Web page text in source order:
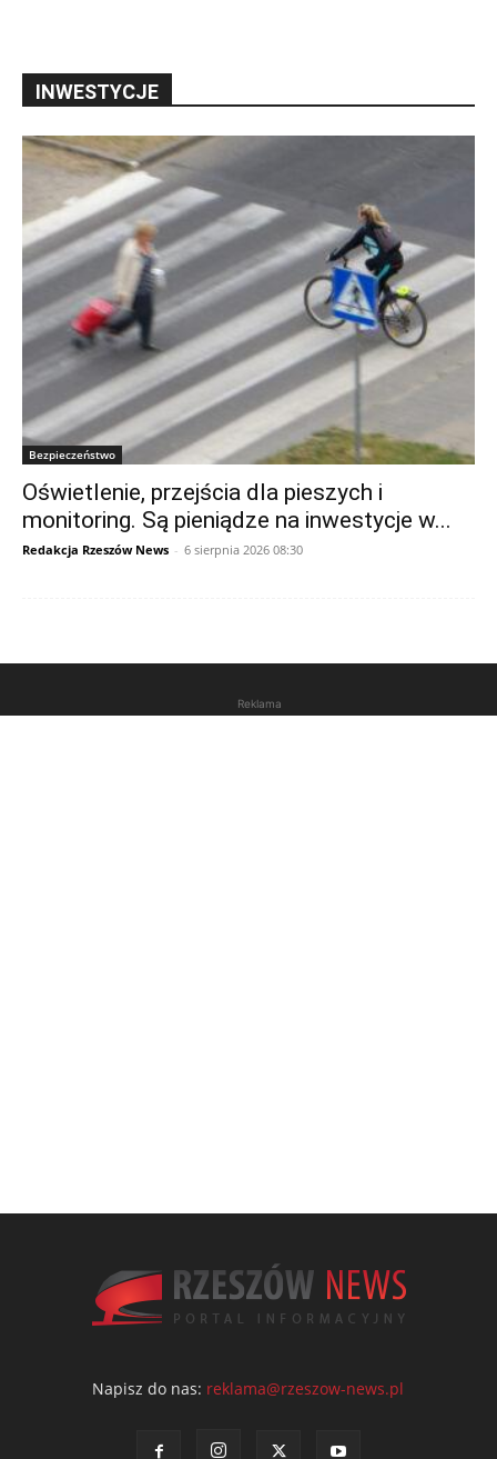
INWESTYCJE
Bezpieczeństwo
Oświetlenie, przejścia dla pieszych i
monitoring. Są pieniądze na inwestycje w...
Redakcja Rzeszów News - 6 sierpnia 2026 08:30
Reklama
Napisz do nas: reklama@rzeszow-news.pl